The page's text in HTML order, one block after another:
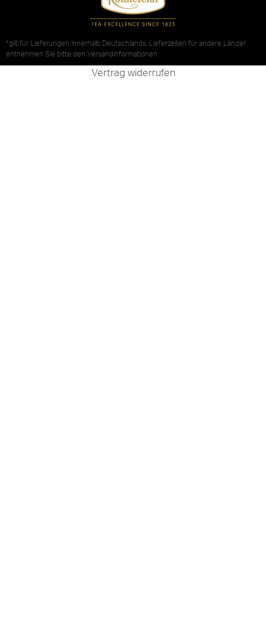
*gilt für Lieferungen innerhalb Deutschlands, Lieferzeiten für andere Länder
entnehmen Sie bitte den Versandinformationen
Vertrag widerrufen